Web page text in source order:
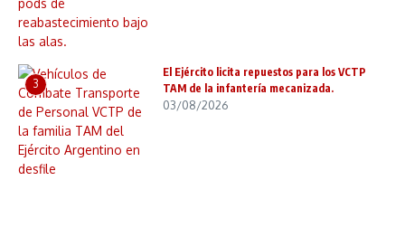
3
El Ejército licita repuestos para los VCTP
TAM de la infantería mecanizada.
03/08/2026